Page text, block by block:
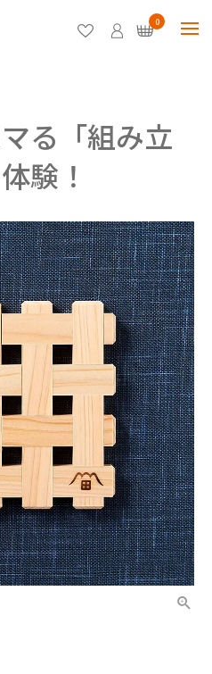
0
る「組み立
験！